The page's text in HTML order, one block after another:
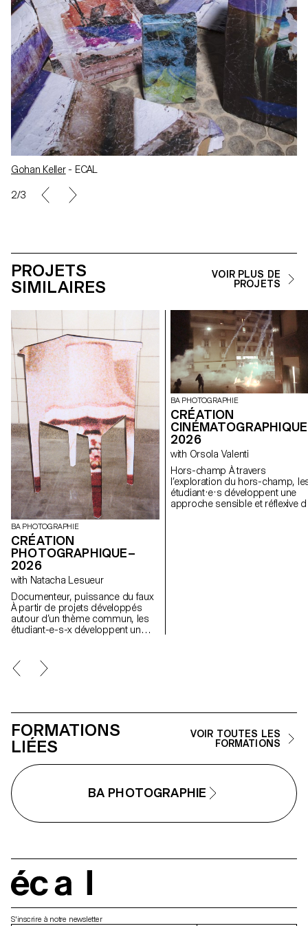
Gohan Keller- ECAL
2/3
PROJETS
SIMILAIRES
VOIR PLUS DE
PROJETS
BA PHOTOGRAPHIE
CRÉATION
PHOTOGRAPHIQUE–
2026
with Natacha Lesueur
Documenteur, puissance du faux
À partir de projets développés
autour d’un thème commun, les
étudiant-e-s-x développent un
semblant. Iels construisent un
projet qui joue avec les limites de
BA PHOTOGRAPHIE
CRÉATION
2026
with Orsola Valenti
Hors-champ À travers
l’exploration du hors-champ,
étudiant·e·s développent une
approche sensible et réflexive
FORMATIONS
LIÉES
VOIR TOUTES LES
FORMATIONS
BA PHOTOGRAPHIE
S'inscrire à notre newsletter